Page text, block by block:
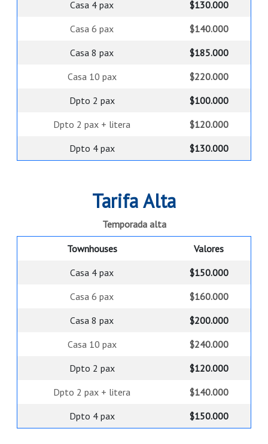
Casa 4 pax
$‌130.000
Casa 6 pax
$‌140.000
Casa 8 pax
$‌185.000
Casa 10 pax
$‌220.000
Dpto 2 pax
$‌100.000
Dpto 2 pax + litera
$‌120.000
Dpto 4 pax
$‌130.000
Tarifa Alta
Temporada alta
Townhouses
Valores
Casa 4 pax
$‌150.000
Casa 6 pax
$‌160.000
Casa 8 pax
$‌200.000
Casa 10 pax
$‌240.000
Dpto 2 pax
$‌120.000
Dpto 2 pax + litera
$‌140.000
Dpto 4 pax
$‌150.000